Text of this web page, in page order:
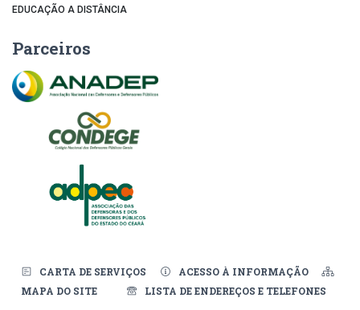
EDUCAÇÃO A DISTÂNCIA
Parceiros
CARTA DE SERVIÇOS
ACESSO À INFORMAÇÃO
MAPA DO SITE
LISTA DE ENDEREÇOS E TELEFONES